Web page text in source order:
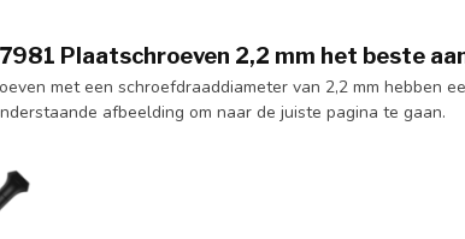
Plaatschroeven 2,2 mm het beste
met een schroefdraaddiameter van 2,2 mm hebben
afbeelding om naar de juiste pagina te gaan.